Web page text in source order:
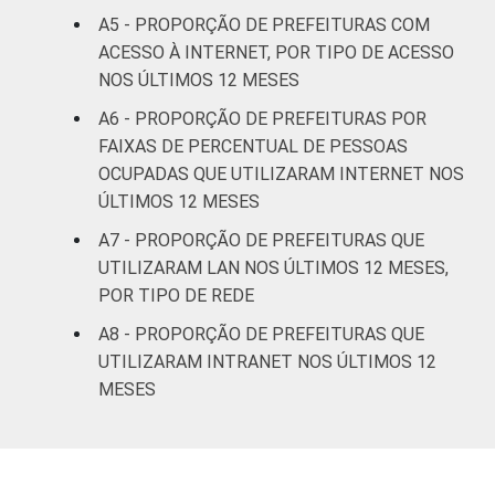
A5 - PROPORÇÃO DE PREFEITURAS COM
ACESSO À INTERNET, POR TIPO DE ACESSO
NOS ÚLTIMOS 12 MESES
A6 - PROPORÇÃO DE PREFEITURAS POR
FAIXAS DE PERCENTUAL DE PESSOAS
OCUPADAS QUE UTILIZARAM INTERNET NOS
ÚLTIMOS 12 MESES
A7 - PROPORÇÃO DE PREFEITURAS QUE
UTILIZARAM LAN NOS ÚLTIMOS 12 MESES,
POR TIPO DE REDE
A8 - PROPORÇÃO DE PREFEITURAS QUE
UTILIZARAM INTRANET NOS ÚLTIMOS 12
MESES